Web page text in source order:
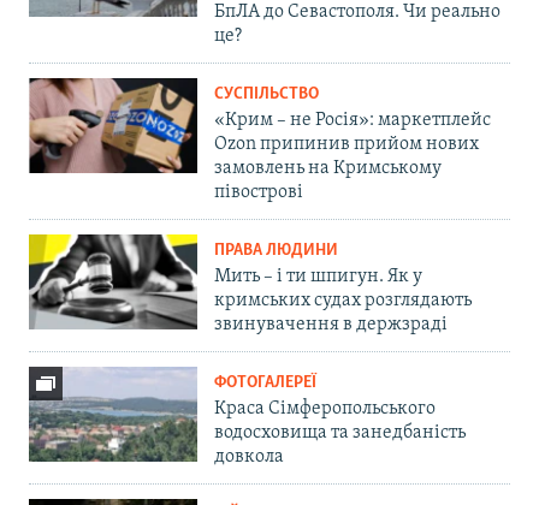
БпЛА до Севастополя. Чи реально
це?
СУСПІЛЬСТВО
«Крим – не Росія»: маркетплейс
Ozon припинив прийом нових
замовлень на Кримському
півострові
ПРАВА ЛЮДИНИ
Мить – і ти шпигун. Як у
кримських судах розглядають
звинувачення в держзраді
ФОТОГАЛЕРЕЇ
Краса Сімферопольського
водосховища та занедбаність
довкола